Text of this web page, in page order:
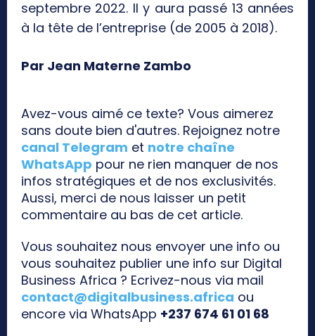
septembre 2022. Il y aura passé 13 années
à la tête de l’entreprise (de 2005 à 2018).
Par Jean Materne Zambo
Avez-vous aimé ce texte? Vous aimerez
sans doute bien d'autres. Rejoignez notre
canal Telegram et notre chaîne
WhatsApp pour ne rien manquer de nos
infos stratégiques et de nos exclusivités.
Aussi, merci de nous laisser un petit
commentaire au bas de cet article.
Vous souhaitez nous envoyer une info ou
vous souhaitez publier une info sur Digital
Business Africa ? Ecrivez-nous via mail
contact@digitalbusiness.africa ou
encore via WhatsApp +237 674 61 01 68